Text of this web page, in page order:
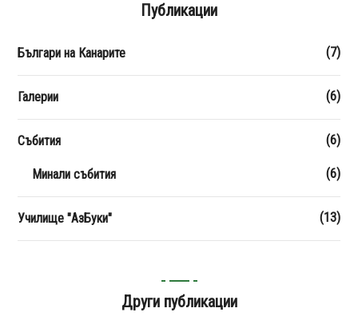
Публикации
Българи на Канарите (7)
Галерии (6)
Събития (6)
Минали събития (6)
Училище "АзБуки" (13)
Други публикации